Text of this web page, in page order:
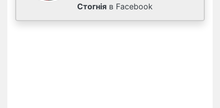
Стогнія в Facebook